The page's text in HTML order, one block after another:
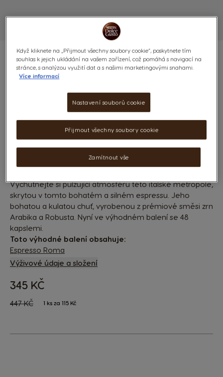
ESPRESSO ROMA - 48
INTENZITA 8
Vychutnejte si pulzující atmosféru této italské metropole,
skrytou v tomto bohatém a silném espressu. Jeho
bohatou a kulatou chuť, vyrobenou z prémiové směsi zrn
Arabika a Robusta. Nyní ve výhodném balení se 48
kapslemi.
Toto výhodné balení obsahuje:
Espresso Roma
Výživové údaje a složení
The price depends on the chosen options
Regular Price
447 KČ
345 KČ
1 ks za 115 Kč
Když kliknete na „Přijmout všechny soubory cookie“, poskytnete tím
souhlas k jejich ukládání na vašem zařízení, což pomáhá s navigací na
stránce, s analýzou využití dat a s našimi marketingovými snahami.
Více informací
Nastavení souborů cookie
Zamítnout vše
Přijmout všechny soubory cookie